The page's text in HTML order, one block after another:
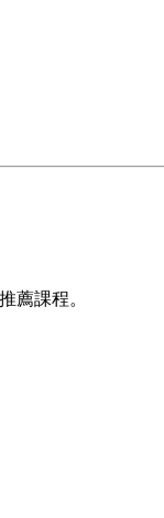
薦課程。